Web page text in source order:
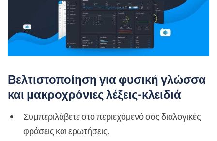
Βελτιστοποίηση για φυσική γλώσσα
και μακροχρόνιες λέξεις-κλειδιά
Συμπεριλάβετε στο περιεχόμενό σας διαλογικές
φράσεις και ερωτήσεις.